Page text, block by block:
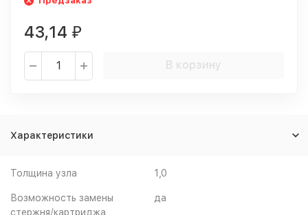
43,14 ₽
В корзину
Характеристики
Толщина узла 1,0
Возможность замены
стержня/картриджа
да